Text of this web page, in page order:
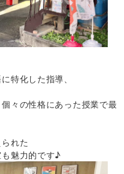
特化した指導、
々の性格にあった授業で最
れた
魅力的です♪